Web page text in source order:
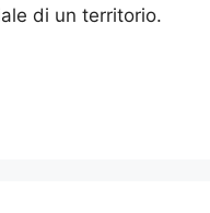
di un territorio.